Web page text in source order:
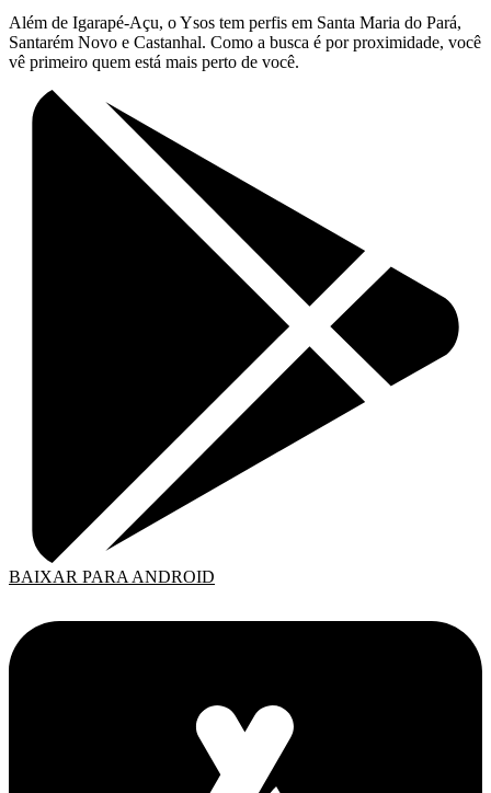
Além de Igarapé-Açu, o Ysos tem perfis em Santa Maria do Pará,
Santarém Novo e Castanhal. Como a busca é por proximidade, você
vê primeiro quem está mais perto de você.
BAIXAR PARA ANDROID